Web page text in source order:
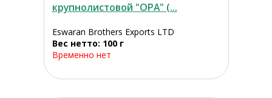
крупнолистовой "ОРА" (...
Eswaran Brothers Exports LTD
Вес нетто: 100 г
Временно нет